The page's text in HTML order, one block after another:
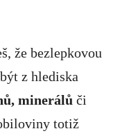
že bezlepkovou
z hlediska
minerálů či
totiž